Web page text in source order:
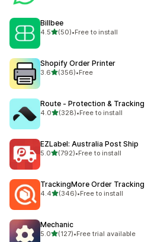
Billbee
4.55つ星中
(50)
合計レビュー数：50件
•Free to install
Shopify Order Printer
3.65つ星中
(356)
合計レビュー数：356件
•Free
Route ‑ Protection & Tracking
4.05つ星中
(328)
合計レビュー数：328件
•Free to install
EZLabel: Australia Post Ship
5.05つ星中
(792)
合計レビュー数：792件
•Free to install
TrackingMore Order Tracking
4.45つ星中
(346)
合計レビュー数：346件
•Free to install
Mechanic
5.05つ星中
(127)
合計レビュー数：127件
•Free trial available